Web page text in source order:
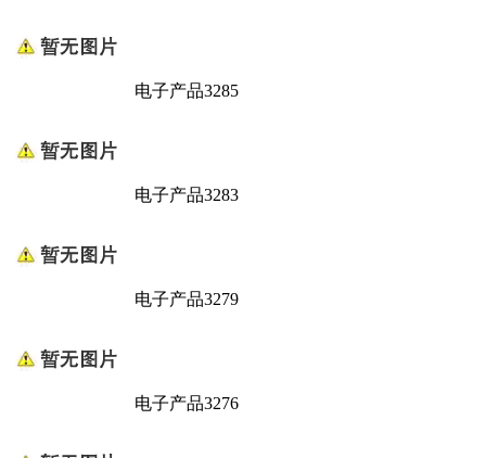
电子产品3285
电子产品3283
电子产品3279
电子产品3276